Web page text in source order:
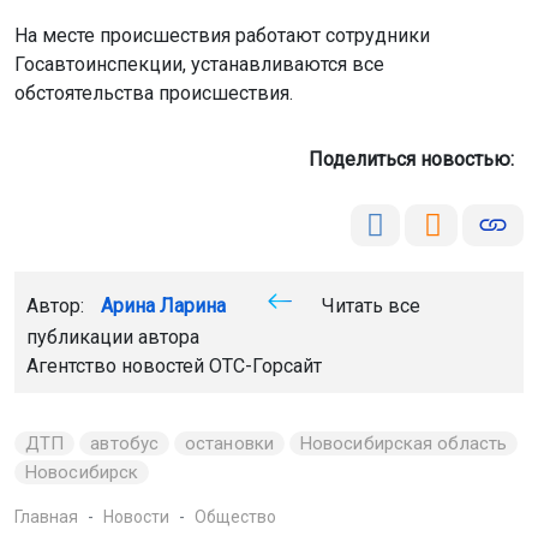
На месте происшествия работают сотрудники
Госавтоинспекции, устанавливаются все
обстоятельства происшествия.
Поделиться новостью:
Автор: Арина Ларина
Читать все
публикации автора
Агентство новостей ОТС-Горсайт
ДТП автобус остановки
Новосибирская область
Новосибирск
Главная Новости Общество